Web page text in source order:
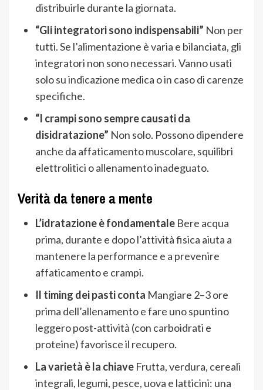
distribuirle durante la giornata.
“Gli integratori sono indispensabili” Non per
tutti. Se l’alimentazione è varia e bilanciata, gli
integratori non sono necessari. Vanno usati
solo su indicazione medica o in caso di carenze
specifiche.
“I crampi sono sempre causati da
disidratazione” Non solo. Possono dipendere
anche da affaticamento muscolare, squilibri
elettrolitici o allenamento inadeguato.
Verità da tenere a mente
L’idratazione è fondamentale Bere acqua
prima, durante e dopo l’attività fisica aiuta a
mantenere la performance e a prevenire
affaticamento e crampi.
Il timing dei pasti conta Mangiare 2–3 ore
prima dell’allenamento e fare uno spuntino
leggero post-attività (con carboidrati e
proteine) favorisce il recupero.
La varietà è la chiave Frutta, verdura, cereali
integrali, legumi, pesce, uova e latticini: una